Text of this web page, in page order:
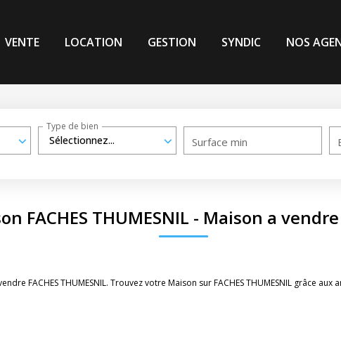
VENTE LOCATION GESTION SYNDIC NOS
Sélectionnez...
Type de bien
Surface min
FACHES THUMESNIL - Maison a vendre
FACHES THUMESNIL. Trouvez votre Maison sur FACHES THUMESNIL grâce